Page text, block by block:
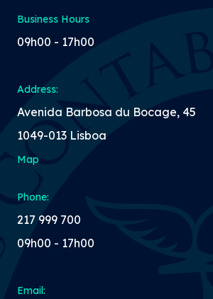
Business Hours
09h00 - 17h00
Address:
Avenida Barbosa du Bocage, 45
1049-013 Lisboa
Map
Phone:
217 999 700
09h00 - 17h00
Email: